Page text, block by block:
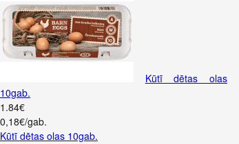
Kūtī dētas olas
10gab.
1 .84€
0,18€/gab.
Kūtī dētas olas 10gab.